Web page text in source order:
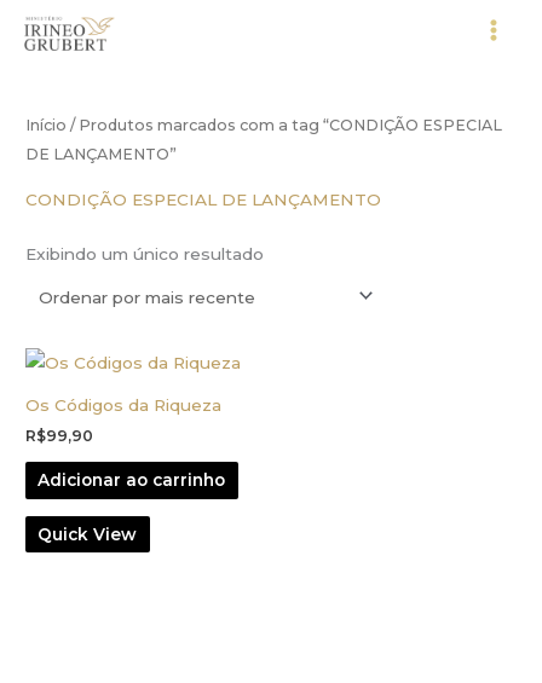
para
Início / Produtos marcados com a tag “CONDIÇÃO ESPECIAL
DE LANÇAMENTO”
CONDIÇÃO ESPECIAL DE LANÇAMENTO
Exibindo um único resultado
Os Códigos da Riqueza
R$99,90
Adicionar ao carrinho
Quick View